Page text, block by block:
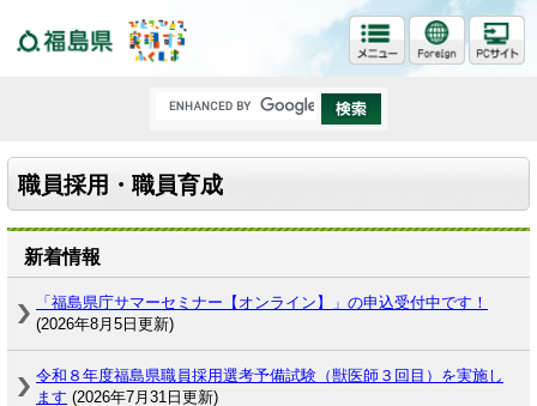
職員採用・職員育成
新着情報
「福島県庁サマーセミナー【オンライン】」の申込受付中です！
(2026年8月5日更新)
令和８年度福島県職員採用選考予備試験（獣医師３回目）を実施し
ます (2026年7月31日更新)